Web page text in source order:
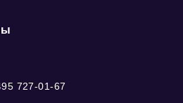
727-01-67